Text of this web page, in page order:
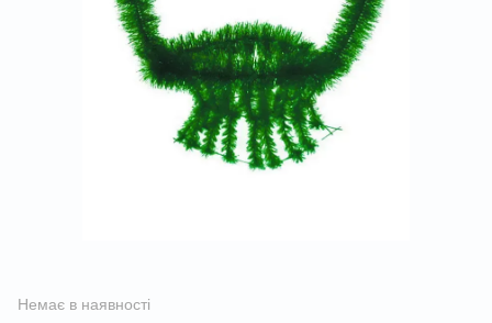
Немає в наявності